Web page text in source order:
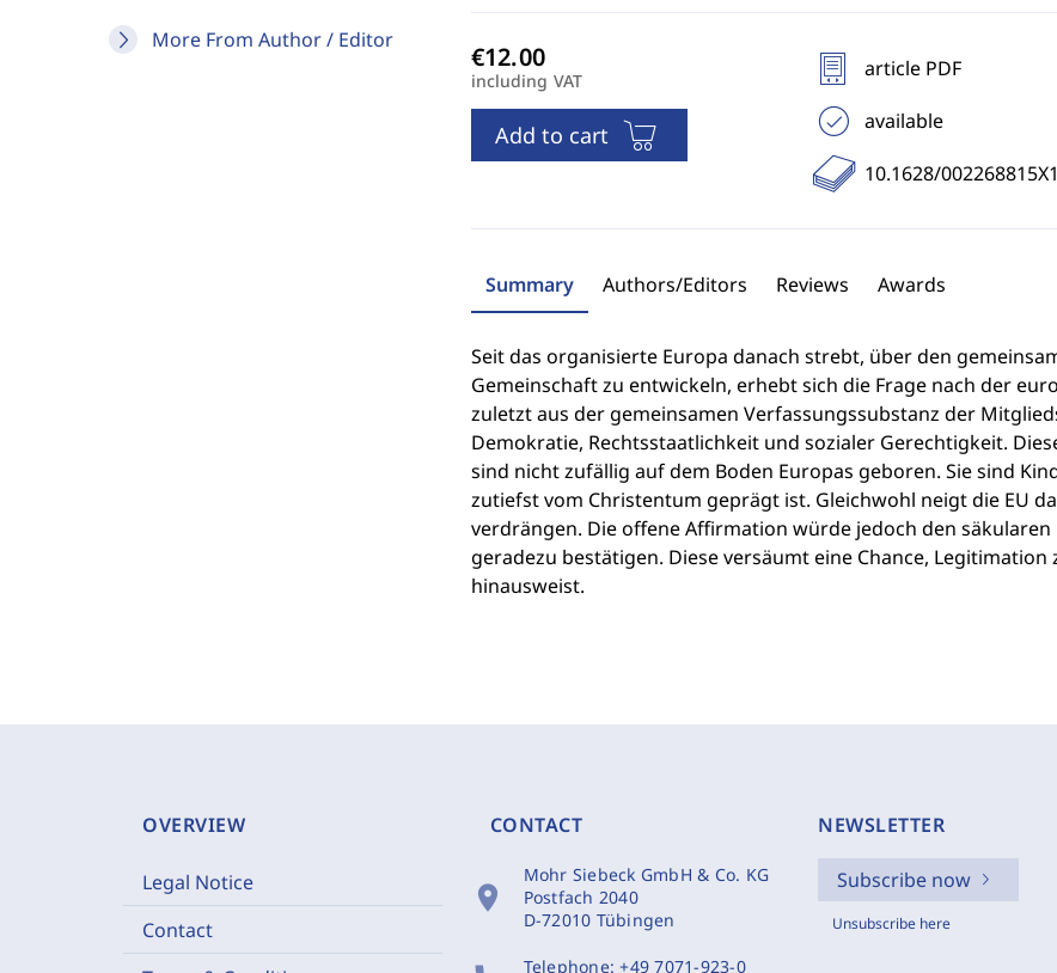
More From Author / Editor
including VAT
Add to cart
article PDF
available
10.1628/
Summary Authors/Editors Reviews Awards
Seit das organisierte Europa danach strebt, über den
Gemeinschaft zu entwickeln, erhebt sich die Frage nach der
zuletzt aus der gemeinsamen Verfassungssubstanz der
Demokratie, Rechtsstaatlichkeit und sozialer Gerechtigkeit.
sind nicht zufällig auf dem Boden Europas geboren. Sie sind
zutiefst vom Christentum geprägt ist. Gleichwohl neigt die EU
verdrängen. Die offene Affirmation würde jedoch den
geradezu bestätigen. Diese versäumt eine Chance,
hinausweist.
OVERVIEW
Legal Notice
Contact
CONTACT
location_on
Mohr Siebeck GmbH & Co. KG
Postfach 2040
D-72010 Tübingen
Telephone:+49 7071-923-0
NEWSLETTER
Subscribe now
Unsubscribe here